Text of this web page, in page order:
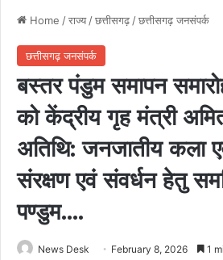
Home /राज्य /छत्तीसगढ़ /छत्तीसगढ़ जनसंपर्क
छत्तीसगढ़ जनसंपर्क
बस्तर पंडुम समापन
को केंद्रीय गृह मंत्री
अतिथि: जनजातीय कला
संरक्षण एवं संवर्धन हेतु
पण्डुम….
News Desk February 8, 2026 1